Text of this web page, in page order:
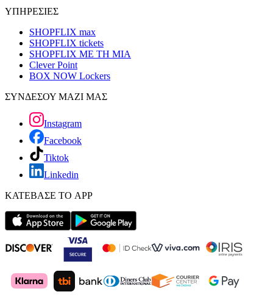
ΥΠΗΡΕΣΙΕΣ
SHOPFLIX max
SHOPFLIX tickets
SHOPFLIX ΜΕ ΤΗ ΜΙΑ
Clever Point
BOX NOW Lockers
ΣΥΝΔΕΣΟΥ ΜΑΖΙ ΜΑΣ
Instagram
Facebook
Tiktok
Linkedin
ΚΑΤΕΒΑΣΕ ΤΟ APP